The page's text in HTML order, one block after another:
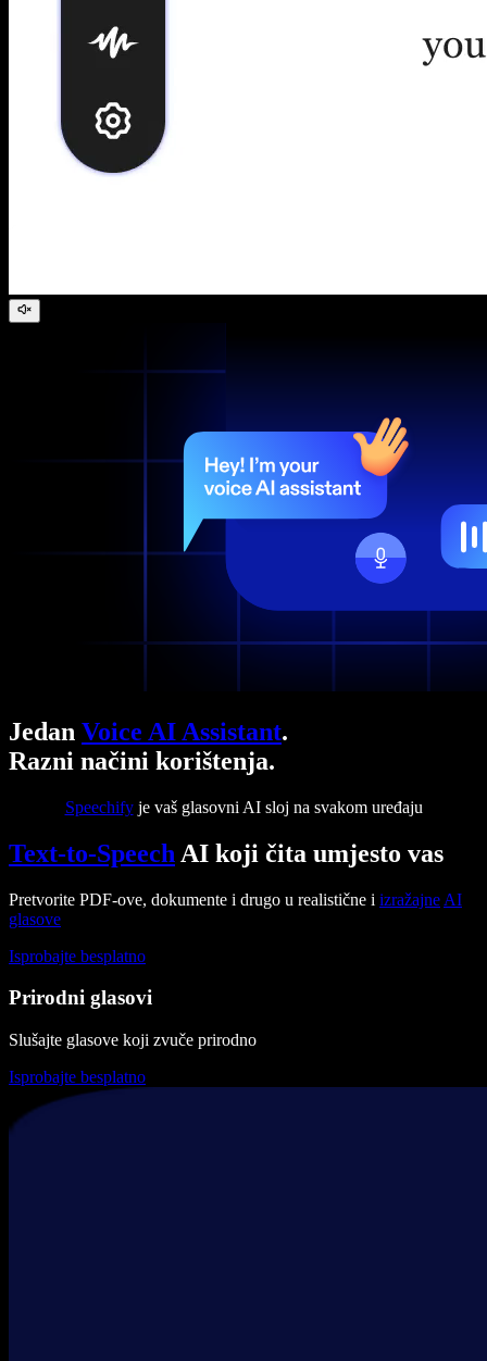
Jedan Voice AI Assistant.
Razni načini korištenja.
Speechifyje vaš glasovni AI sloj na svakom uređaju
Text-to-Speech AI koji čita umjesto vas
Pretvorite PDF-ove, dokumente i drugo u realistične i izražajne AI
glasove
Isprobajte besplatno
Prirodni glasovi
Slušajte glasove koji zvuče prirodno
Isprobajte besplatno